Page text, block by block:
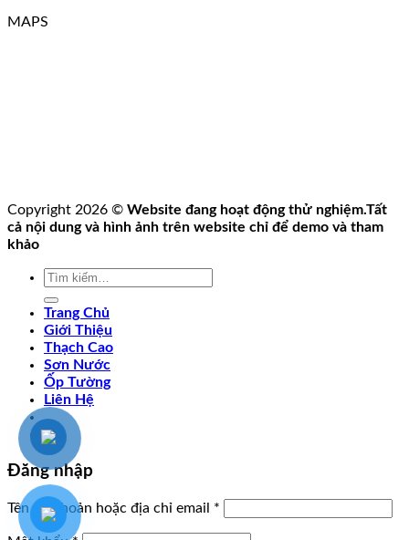
MAPS
Copyright 2026 © Website đang hoạt động thử nghiệm.Tất
cả nội dung và hình ảnh trên website chỉ để demo và tham
khảo
Tìm
Trang Chủ
Giới Thiệu
Thạch Cao
Sơn Nước
Ốp Tường
Liên Hệ
Đăng nhập
Tên tài khoản hoặc địa chỉ email *